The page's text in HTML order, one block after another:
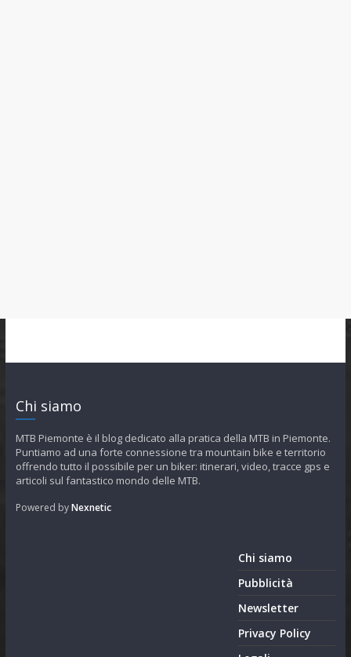
Chi siamo
MTB Piemonte è il blog dedicato alla pratica della MTB in Piemonte.
Puntiamo ad una forte connessione tra mountain bike e territorio
offrendo tutto il possibile per un biker: itinerari, video, tracce gps e
articoli sul fantastico mondo delle MTB.
Powered byNexnetic
Chi siamo
Pubblicità
Newsletter
Privacy Policy